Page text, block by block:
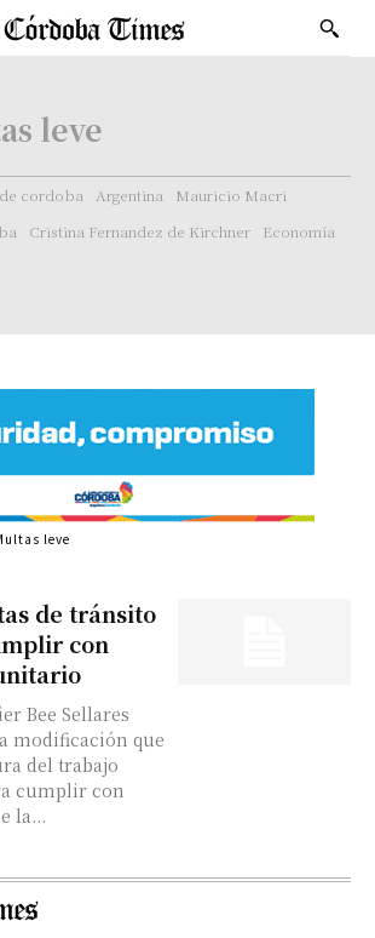
leve
cordoba Argentina
Mauricio Macri
Cristina Fernandez de Kirchner
Economía
de tránsito
con
Bee Sellares
modificación que
del trabajo
cumplir con
la...
leve